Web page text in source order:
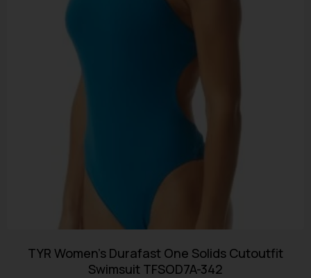
TYR Women’s Durafast One Solids Cutoutfit
Swimsuit TFSOD7A-342